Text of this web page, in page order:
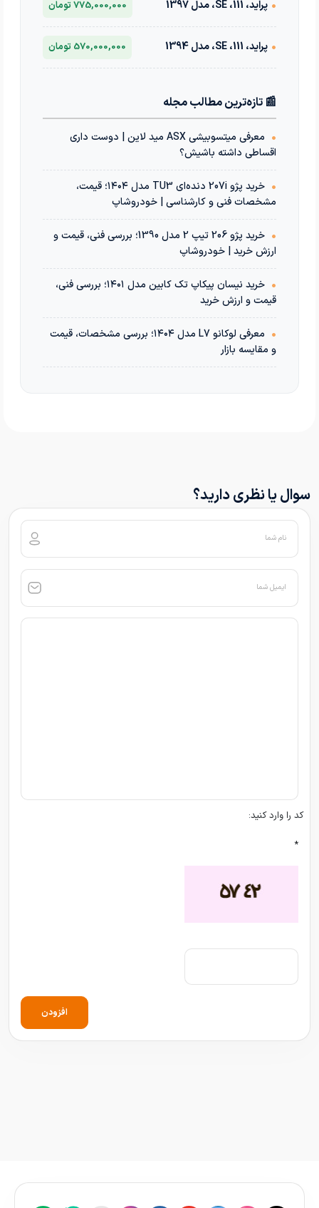
• پراید، 111، SE، مدل 1397 775,000,000 تومان
• پراید، 111، SE، مدل 1394 570,000,000 تومان
📰 تازه‌ترین مطالب مجله
•
معرفی میتسوبیشی ASX مید لاین | دوست داری
اقساطی داشته باشیش؟
•
خرید پژو 207i دنده‌ای TU3 مدل ۱۴۰۴؛ قیمت،
مشخصات فنی و کارشناسی | خودروشاپ
•
خرید پژو 206 تیپ 2 مدل 1390؛ بررسی فنی، قیمت و
ارزش خرید | خودروشاپ
•
خرید نیسان پیکاپ تک کابین مدل ۱۴۰۱؛ بررسی فنی،
قیمت و ارزش خرید
•
معرفی لوکانو L7 مدل ۱۴۰۴؛ بررسی مشخصات، قیمت
و مقایسه بازار
سوال یا نظری دارید؟
نام شما
ایمیل شما
کد را وارد کنید:
*
افزودن